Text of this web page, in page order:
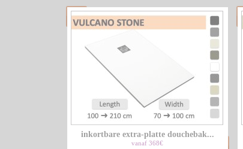
inkortbare extra-platte douchebak...
vanaf 368€